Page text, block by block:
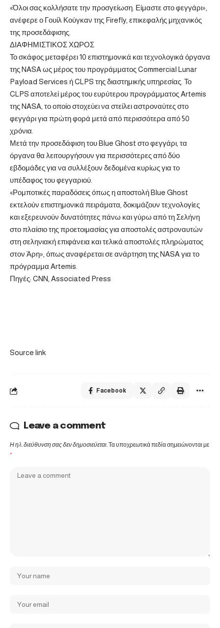
«Όλοι σας κολλήσατε την προσγείωση. Είμαστε στο φεγγάρι»,
ανέφερε ο Γουίλ Κούγκαν της Firefly, επικεφαλής μηχανικός
της προσεδάφισης.
ΔΙΑΦΗΜΙΣΤΙΚΟΣ ΧΩΡΟΣ
Το σκάφος μεταφέρει 10 επιστημονικά και τεχνολογικά όργανα
της NASA ως μέρος του προγράμματος Commercial Lunar
Payload Services ή CLPS της διαστημικής υπηρεσίας. Το
CLPS αποτελεί μέρος του ευρύτερου προγράμματος Artemis
της NASA, το οποίο στοχεύει να στείλει αστροναύτες στο
φεγγάρι για πρώτη φορά μετά από περισσότερα από 50
χρόνια.
Μετά την προσεδάφιση του Blue Ghost στο φεγγάρι, τα
όργανα θα λειτουργήσουν για περισσότερες από δύο
εβδομάδες για να συλλέξουν δεδομένα κυρίως για το
υπέδαφος του φεγγαριού.
«Ρομποτικές παραδόσεις όπως η αποστολή Blue Ghost
εκτελούν επιστημονικά πειράματα, δοκιμάζουν τεχνολογίες
και εξερευνούν δυνατότητες πάνω και γύρω από τη Σελήνη
στο πλαίσιο της προετοιμασίας για αποστολές αστροναυτών
στη σεληνιακή επιφάνεια και τελικά αποστολές πληρώματος
στον Άρη», όπως αναφέρεται σε ανάρτηση της NASA για το
πρόγραμμα Artemis.
Πηγές: CNN, Associated Press
Source link
Facebook
Leave a comment
Η ηλ. διεύθυνση σας δεν δημοσιεύεται.Τα υποχρεωτικά πεδία σημειώνονται με
*